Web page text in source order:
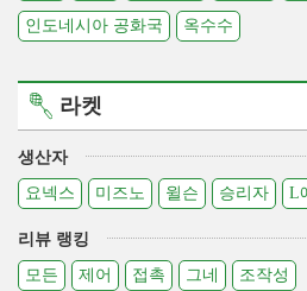
인도네시아 공화국 옥수수
라켓
생산자
요넥스
미즈노 윌슨 승리자 L
리뷰 랭킹
모든
제어 접촉 그네 조작성